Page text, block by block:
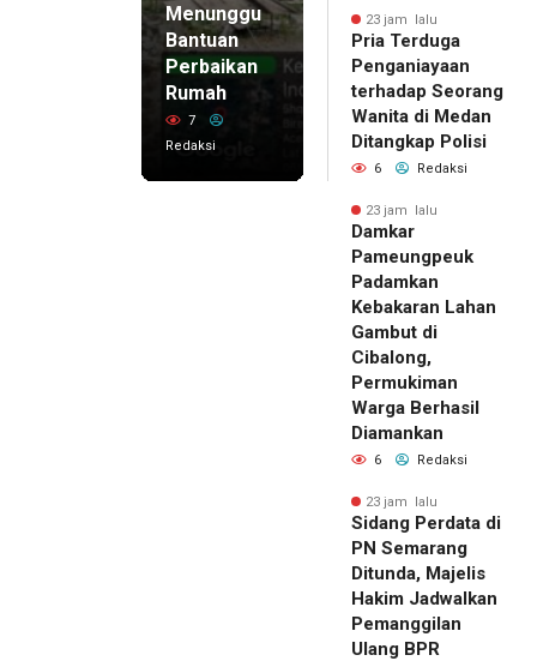
Menunggu
Bantuan
Perbaikan
Rumah
7
Redaksi
23 jam lalu
Pria Terduga
Penganiayaan
terhadap Seorang
Wanita di Medan
Ditangkap Polisi
6 Redaksi
23 jam lalu
Damkar
Pameungpeuk
Padamkan
Kebakaran Lahan
Gambut di
Cibalong,
Permukiman
Warga Berhasil
Diamankan
6 Redaksi
23 jam lalu
Sidang Perdata di
PN Semarang
Ditunda, Majelis
Hakim Jadwalkan
Pemanggilan
Ulang BPR